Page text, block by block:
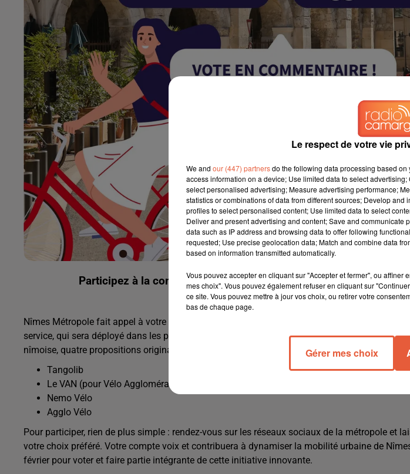
Participez à la consultation citoyenne et façonnez l'avenir de la
Nîmes Métropole fait appel à votre créativité avec une grande consultation citoyenne visant à
service, qui sera déployé dans les prochaines semaines. Sous l'impulsion de Franck Proust,
nîmoise, quatre propositions originales vous sont présentées :
Tangolib
Le VAN (pour Vélo Agglomération Nîmoise)
Nemo Vélo
Agglo Vélo
Pour participer, rien de plus simple : rendez-vous sur les réseaux sociaux de la métropole et
votre choix préféré. Votre compte voix et contribuera à dynamiser la mobilité urbaine de
février pour voter et faire partie intégrante de cette initiative innovante.
Le respect de votre vie
We and our (447) partnersdo the following data processing based
access information on a device; Use limited data to select
select personalised advertising; Measure advertising performance;
statistics or combinations of data from different sources; Develop
profiles to select personalised content; Use limited data to select
Deliver and present advertising and content; Save and
data such as IP address and browsing data to offer following
requested; Use precise geolocation data; Match and combine data
based on information transmitted automatically.
Vous pouvez accepter en cliquant sur "Accepter et fermer", ou
mes choix". Vous pouvez également refuser en cliquant sur
ce site. Vous pouvez mettre à jour vos choix, ou retirer votre
bas de chaque page.
Gérer mes choix